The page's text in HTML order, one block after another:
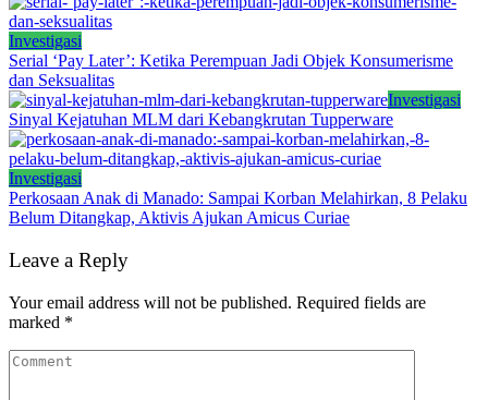
Investigasi
Serial ‘Pay Later’: Ketika Perempuan Jadi Objek Konsumerisme
dan Seksualitas
Investigasi
Sinyal Kejatuhan MLM dari Kebangkrutan Tupperware
Investigasi
Perkosaan Anak di Manado: Sampai Korban Melahirkan, 8 Pelaku
Belum Ditangkap, Aktivis Ajukan Amicus Curiae
Leave a Reply
Your email address will not be published. Required fields are
marked *